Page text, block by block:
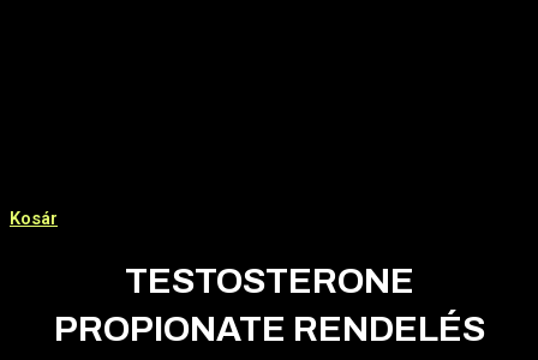
Kosár
TESTOSTERONE
PROPIONATE RENDELÉS